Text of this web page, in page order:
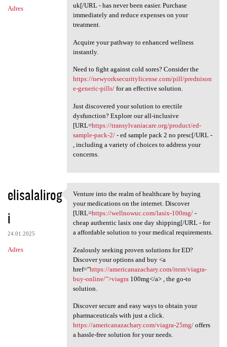
Adres
uk[/URL - has never been easier. Purchase
immediately and reduce expenses on your
treatment.
Acquire your pathway to enhanced wellness
instantly.
Need to fight against cold sores? Consider the
https://newyorksecuritylicense.com/pill/prednison
e-generic-pills/for an effective solution.
Just discovered your solution to erectile
dysfunction? Explore our all-inclusive
[URL=https://transylvaniacare.org/product/ed-
sample-pack-2/- ed sample pack 2 no presc[/URL -
, including a variety of choices to address your
concerns.
elisalalirog
i
24.01.2025
Adres
Venture into the realm of
Venture into the realm of healthcare by buying
your medications on the internet. Discover
[URL=https://wellnowuc.com/lasix-100mg/-
cheap authentic lasix one day shipping[/URL - for
a affordable solution to your medical requirements.
Zealously seeking proven solutions for ED?
Discover your options and buy <a
href="https://americanazachary.com/item/viagra-
buy-online/">viagra 100mg</a> , the go-to
solution.
Discover secure and easy ways to obtain your
pharmaceuticals with just a click.
https://americanazachary.com/viagra-25mg/offers
a hassle-free solution for your needs.